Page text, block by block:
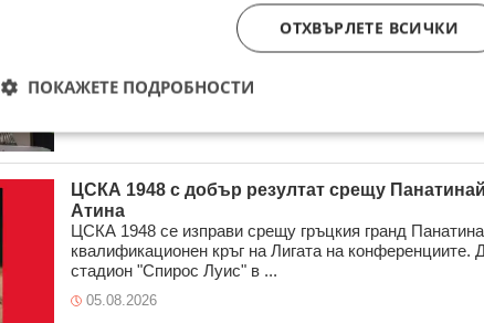
Третият квалификационен кръг в Лигата на
продължава с цели 27 мача днес. В много от тях има
фаворит, но някои са напълно непре ...
06.08.2026
ЦСКА 1948 с добър резултат срещу
Атина
ЦСКА 1948 се изправи срещу гръцкия гранд
квалификационен кръг на Лигата на конференциите.
стадион "Спирос Луис" в ...
05.08.2026
ОТХВЪРЛЕТЕ ВСИЧКИ
ПОКАЖЕТЕ ПОДРОБНОСТИ